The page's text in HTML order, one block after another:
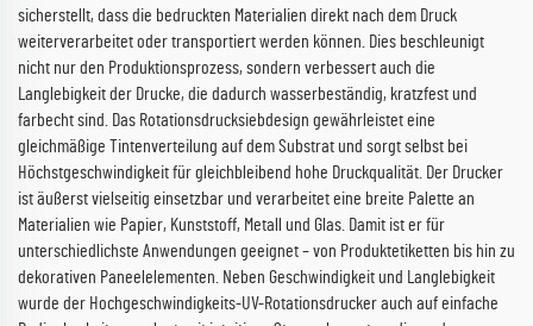
sicherstellt, dass die bedruckten Materialien direkt nach dem Druck
weiterverarbeitet oder transportiert werden können. Dies beschleunigt
nicht nur den Produktionsprozess, sondern verbessert auch die
Langlebigkeit der Drucke, die dadurch wasserbeständig, kratzfest und
farbecht sind. Das Rotationsdrucksiebdesign gewährleistet eine
gleichmäßige Tintenverteilung auf dem Substrat und sorgt selbst bei
Höchstgeschwindigkeit für gleichbleibend hohe Druckqualität. Der Drucker
ist äußerst vielseitig einsetzbar und verarbeitet eine breite Palette an
Materialien wie Papier, Kunststoff, Metall und Glas. Damit ist er für
unterschiedlichste Anwendungen geeignet – von Produktetiketten bis hin zu
dekorativen Paneelelementen. Neben Geschwindigkeit und Langlebigkeit
wurde der Hochgeschwindigkeits-UV-Rotationsdrucker auch auf einfache